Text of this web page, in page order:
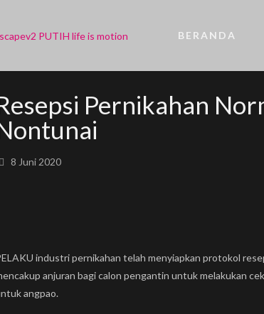
BERANDA
Pernikahan
8 Juni 2020
industri pernikahan telah menyiapkan protokol
anjuran bagi calon pengantin untuk melakukan
angpao.